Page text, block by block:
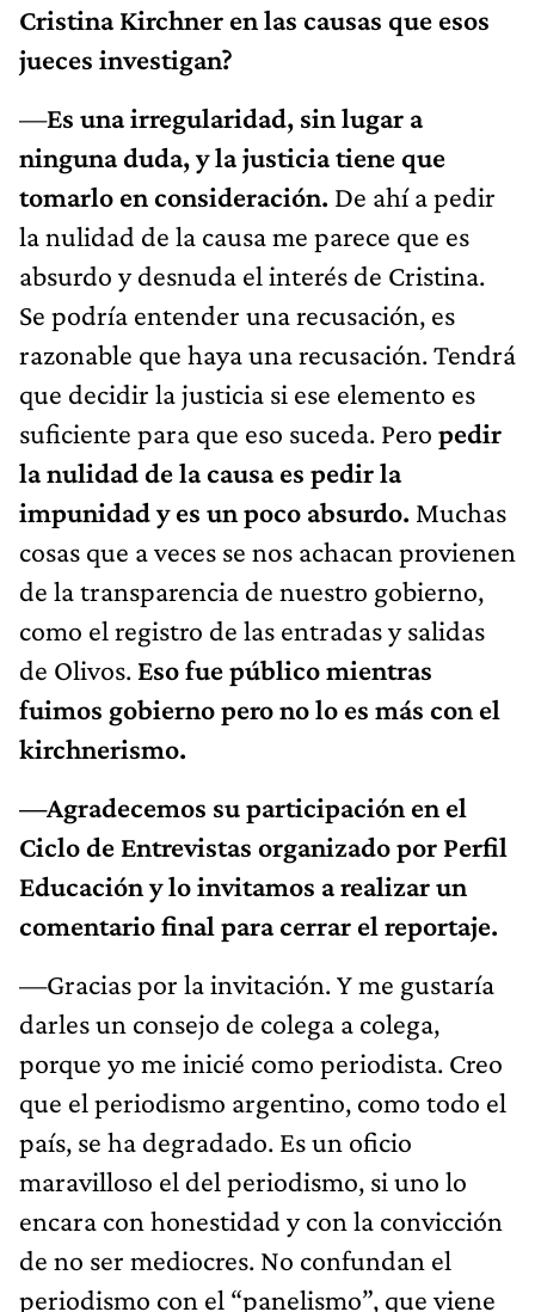
Cristina Kirchner en las causas que esos
jueces investigan?
—Es una irregularidad, sin lugar a
ninguna duda, y la justicia tiene que
tomarlo en consideración. De ahí a pedir
la nulidad de la causa me parece que es
absurdo y desnuda el interés de Cristina.
Se podría entender una recusación, es
razonable que haya una recusación. Tendrá
que decidir la justicia si ese elemento es
suficiente para que eso suceda. Pero pedir
la nulidad de la causa es pedir la
impunidad y es un poco absurdo. Muchas
cosas que a veces se nos achacan provienen
de la transparencia de nuestro gobierno,
como el registro de las entradas y salidas
de Olivos. Eso fue público mientras
fuimos gobierno pero no lo es más con el
kirchnerismo.
—Agradecemos su participación en el
Ciclo de Entrevistas organizado por Perfil
Educación y lo invitamos a realizar un
comentario final para cerrar el reportaje.
—Gracias por la invitación. Y me gustaría
darles un consejo de colega a colega,
porque yo me inicié como periodista. Creo
que el periodismo argentino, como todo el
país, se ha degradado. Es un oficio
maravilloso el del periodismo, si uno lo
encara con honestidad y con la convicción
de no ser mediocres. No confundan el
periodismo con el “panelismo”, que viene